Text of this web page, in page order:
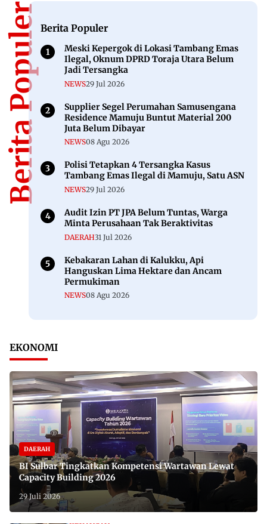
Berita PopulerBerita Populer
Meski Kepergok di Lokasi Tambang Emas
Ilegal, Oknum DPRD Toraja Utara Belum
Jadi Tersangka
NEWS29 Jul 2026
Supplier Segel Perumahan Samusengana
Residence Mamuju Buntut Material 200
Juta Belum Dibayar
NEWS08 Agu 2026
Polisi Tetapkan 4 Tersangka Kasus
Tambang Emas Ilegal di Mamuju, Satu ASN
NEWS29 Jul 2026
Audit Izin PT JPA Belum Tuntas, Warga
Minta Perusahaan Tak Beraktivitas
DAERAH31 Jul 2026
Kebakaran Lahan di Kalukku, Api
Hanguskan Lima Hektare dan Ancam
Permukiman
NEWS08 Agu 2026
EKONOMI
DAERAH
BI Sulbar Tingkatkan Kompetensi Wartawan Lewat
Capacity Building 2026
29 Juli 2026